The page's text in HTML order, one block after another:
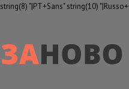
string(8) "|PT+Sans" string(10)